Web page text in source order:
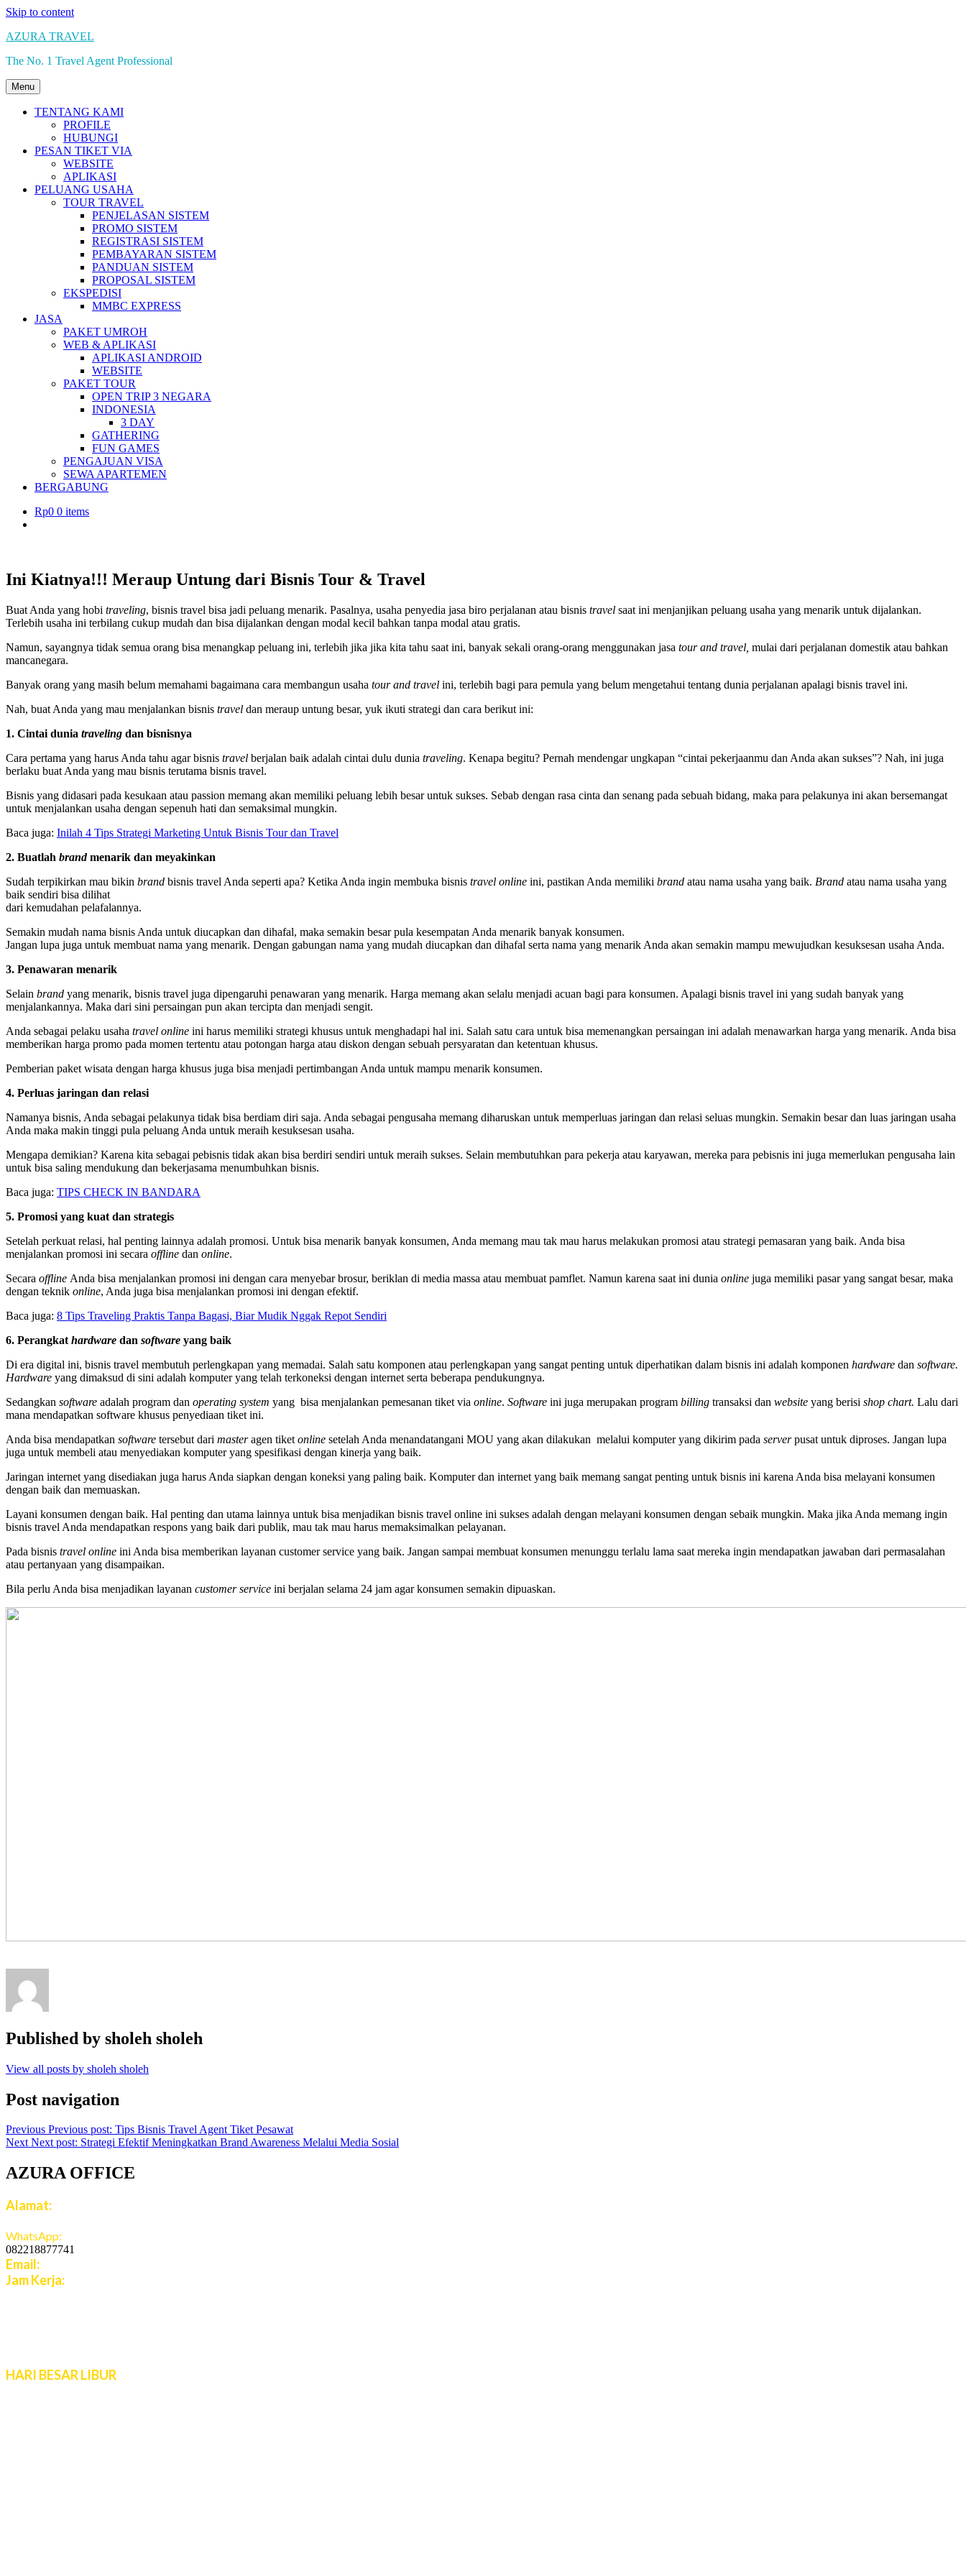
Skip to content
AZURA TRAVEL
The No. 1 Travel Agent Professional
Menu
TENTANG KAMI
PROFILE
HUBUNGI
PESAN TIKET VIA
WEBSITE
APLIKASI
PELUANG USAHA
TOUR TRAVEL
PENJELASAN SISTEM
PROMO SISTEM
REGISTRASI SISTEM
PEMBAYARAN SISTEM
PANDUAN SISTEM
PROPOSAL SISTEM
EKSPEDISI
MMBC EXPRESS
JASA
PAKET UMROH
WEB & APLIKASI
APLIKASI ANDROID
WEBSITE
PAKET TOUR
OPEN TRIP 3 NEGARA
INDONESIA
3 DAY
GATHERING
FUN GAMES
PENGAJUAN VISA
SEWA APARTEMEN
BERGABUNG
Rp0 0 items
Ini Kiatnya!!! Meraup Untung dari Bisnis Tour & Travel
Buat Anda yang hobi traveling, bisnis travel bisa jadi peluang menarik. Pasalnya, usaha penyedia jasa biro perjalanan atau bisnis travel saat ini menjanjikan peluang usaha yang menarik untuk dijalankan.
Terlebih usaha ini terbilang cukup mudah dan bisa dijalankan dengan modal kecil bahkan tanpa modal atau gratis.
Namun, sayangnya tidak semua orang bisa menangkap peluang ini, terlebih jika jika kita tahu saat ini, banyak sekali orang-orang menggunakan jasa tour and travel, mulai dari perjalanan domestik atau bahkan
mancanegara.
Banyak orang yang masih belum memahami bagaimana cara membangun usaha tour and travel ini, terlebih bagi para pemula yang belum mengetahui tentang dunia perjalanan apalagi bisnis travel ini.
Nah, buat Anda yang mau menjalankan bisnis travel dan meraup untung besar, yuk ikuti strategi dan cara berikut ini:
1. Cintai dunia traveling dan bisnisnya
Cara pertama yang harus Anda tahu agar bisnis travel berjalan baik adalah cintai dulu dunia traveling. Kenapa begitu? Pernah mendengar ungkapan “cintai pekerjaanmu dan Anda akan sukses”? Nah, ini juga
berlaku buat Anda yang mau bisnis terutama bisnis travel.
Bisnis yang didasari pada kesukaan atau passion memang akan memiliki peluang lebih besar untuk sukses. Sebab dengan rasa cinta dan senang pada sebuah bidang, maka para pelakunya ini akan bersemangat
untuk menjalankan usaha dengan sepenuh hati dan semaksimal mungkin.
Baca juga: Inilah 4 Tips Strategi Marketing Untuk Bisnis Tour dan Travel
2. Buatlah brandmenarik dan meyakinkan
Sudah terpikirkan mau bikin brand bisnis travel Anda seperti apa? Ketika Anda ingin membuka bisnis travel online ini, pastikan Anda memiliki brand atau nama usaha yang baik. Brand atau nama usaha yang
baik sendiri bisa dilihat
dari kemudahan pelafalannya.
Semakin mudah nama bisnis Anda untuk diucapkan dan dihafal, maka semakin besar pula kesempatan Anda menarik banyak konsumen.
Jangan lupa juga untuk membuat nama yang menarik. Dengan gabungan nama yang mudah diucapkan dan dihafal serta nama yang menarik Anda akan semakin mampu mewujudkan kesuksesan usaha Anda.
3. Penawaran menarik
Selain brand yang menarik, bisnis travel juga dipengaruhi penawaran yang menarik. Harga memang akan selalu menjadi acuan bagi para konsumen. Apalagi bisnis travel ini yang sudah banyak yang
menjalankannya. Maka dari sini persaingan pun akan tercipta dan menjadi sengit.
Anda sebagai pelaku usaha travel online ini harus memiliki strategi khusus untuk menghadapi hal ini. Salah satu cara untuk bisa memenangkan persaingan ini adalah menawarkan harga yang menarik. Anda bisa
memberikan harga promo pada momen tertentu atau potongan harga atau diskon dengan sebuah persyaratan dan ketentuan khusus.
Pemberian paket wisata dengan harga khusus juga bisa menjadi pertimbangan Anda untuk mampu menarik konsumen.
4. Perluas jaringan dan relasi
Namanya bisnis, Anda sebagai pelakunya tidak bisa berdiam diri saja. Anda sebagai pengusaha memang diharuskan untuk memperluas jaringan dan relasi seluas mungkin. Semakin besar dan luas jaringan usaha
Anda maka makin tinggi pula peluang Anda untuk meraih kesuksesan usaha.
Mengapa demikian? Karena kita sebagai pebisnis tidak akan bisa berdiri sendiri untuk meraih sukses. Selain membutuhkan para pekerja atau karyawan, mereka para pebisnis ini juga memerlukan pengusaha lain
untuk bisa saling mendukung dan bekerjasama menumbuhkan bisnis.
Baca juga: TIPS CHECK IN BANDARA
5. Promosi yang kuat dan strategis
Setelah perkuat relasi, hal penting lainnya adalah promosi. Untuk bisa menarik banyak konsumen, Anda memang mau tak mau harus melakukan promosi atau strategi pemasaran yang baik. Anda bisa
menjalankan promosi ini secara offline dan online.
Secara offline Anda bisa menjalankan promosi ini dengan cara menyebar brosur, beriklan di media massa atau membuat pamflet. Namun karena saat ini dunia online juga memiliki pasar yang sangat besar, maka
dengan teknik online, Anda juga bisa menjalankan promosi ini dengan efektif.
Baca juga: 8 Tips Traveling Praktis Tanpa Bagasi, Biar Mudik Nggak Repot Sendiri
6. Perangkat hardware dan software yang baik
Di era digital ini, bisnis travel membutuh perlengkapan yang memadai. Salah satu komponen atau perlengkapan yang sangat penting untuk diperhatikan dalam bisnis ini adalah komponen hardware dan software.
Hardware yang dimaksud di sini adalah komputer yang telah terkoneksi dengan internet serta beberapa pendukungnya.
Sedangkan software adalah program dan operating system yang bisa menjalankan pemesanan tiket via online. Software ini juga merupakan program billing transaksi dan website yang berisi shop chart. Lalu dari
mana mendapatkan software khusus penyediaan tiket ini.
Anda bisa mendapatkan software tersebut dari masteragen tiket online setelah Anda menandatangani MOU yang akan dilakukan melalui komputer yang dikirim pada serverpusat untuk diproses. Jangan lupa
juga untuk membeli atau menyediakan komputer yang spesifikasi dengan kinerja yang baik.
Jaringan internet yang disediakan juga harus Anda siapkan dengan koneksi yang paling baik. Komputer dan internet yang baik memang sangat penting untuk bisnis ini karena Anda bisa melayani konsumen
dengan baik dan memuaskan.
Layani konsumen dengan baik. Hal penting dan utama lainnya untuk bisa menjadikan bisnis travel online ini sukses adalah dengan melayani konsumen dengan sebaik mungkin. Maka jika Anda memang ingin
bisnis travel Anda mendapatkan respons yang baik dari publik, mau tak mau harus memaksimalkan pelayanan.
Pada bisnis travel online ini Anda bisa memberikan layanan customer service yang baik. Jangan sampai membuat konsumen menunggu terlalu lama saat mereka ingin mendapatkan jawaban dari permasalahan
atau pertanyaan yang disampaikan.
Bila perlu Anda bisa menjadikan layanan customer service ini berjalan selama 24 jam agar konsumen semakin dipuaskan.
Published by sholeh sholeh
View all posts by sholeh sholeh
Post navigation
Previous Previous post: Tips Bisnis Travel Agent Tiket Pesawat
Next Next post: Strategi Efektif Meningkatkan Brand Awareness Melalui Media Sosial
AZURA OFFICE
Alamat:
WhatsApp:
082218877741
Email:
Jam Kerja:
HARI BESAR LIBUR